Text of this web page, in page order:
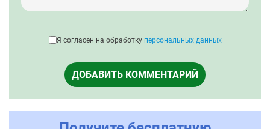
Я согласен на обработку персональных данных
ДОБАВИТЬ КОММЕНТАРИЙ